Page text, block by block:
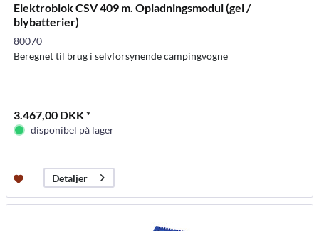
Elektroblok CSV 409 m. Opladningsmodul (gel /
blybatterier)
80070
Beregnet til brug i selvforsynende campingvogne
3.467,00 DKK *
disponibel på lager
Detaljer